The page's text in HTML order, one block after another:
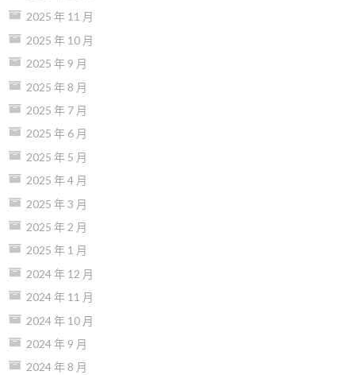
2025 年 11 月
2025 年 10 月
2025 年 9 月
2025 年 8 月
2025 年 7 月
2025 年 6 月
2025 年 5 月
2025 年 4 月
2025 年 3 月
2025 年 2 月
2025 年 1 月
2024 年 12 月
2024 年 11 月
2024 年 10 月
2024 年 9 月
2024 年 8 月